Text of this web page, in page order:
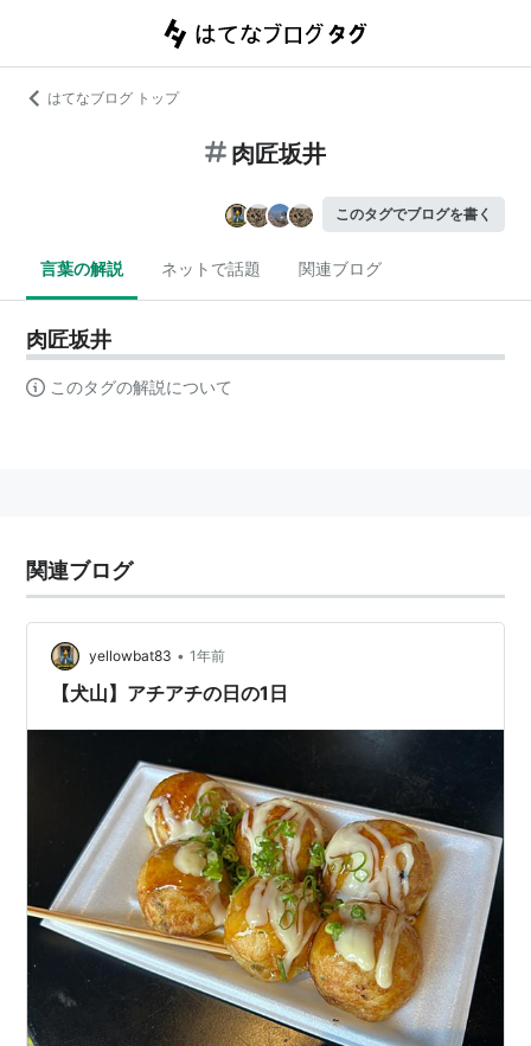
はてなブログ トップ
肉匠坂井
このタグでブログを書く
言葉の解説 ネットで話題 関連ブログ
肉匠坂井
このタグの解説について
関連ブログ
yellowbat83 • 1年前
【犬山】アチアチの日の1日